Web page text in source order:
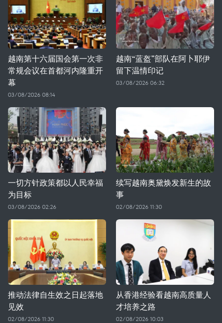
越南第十六届国会第一次非
常规会议在首都河内隆重开
幕
03/08/2026 08:14
越南“蓝盔”部队在阿卜耶伊
留下温情印记
03/08/2026 06:32
一切方针政策都以人民幸福
为目标
03/08/2026 02:26
续写越南奥黛焕发新生的故
事
02/08/2026 11:30
推动法律自生效之日起落地
见效
02/08/2026 11:30
从香港经验看越南高质量人
才培养之路
02/08/2026 10:03